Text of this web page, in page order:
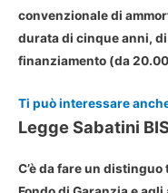
convenzionale di
durata di cinque anni,
finanziamento (da
Ti può interessare
Legge Sabatini
C’è da fare un